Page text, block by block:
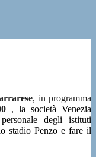
, in programma
, la società Venezia
degli istituti
stadio Penzo e fare il